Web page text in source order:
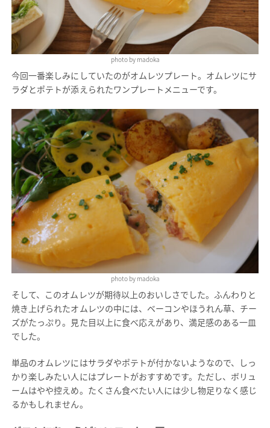
photo by madoka
今回一番楽しみにしていたのがオムレツプレート。オムレツにサ
ラダとポテトが添えられたワンプレートメニューです。
photo by madoka
そして、このオムレツが期待以上のおいしさでした。ふんわりと
焼き上げられたオムレツの中には、ベーコンやほうれん草、チー
ズがたっぷり。見た目以上に食べ応えがあり、満足感のある一皿
でした。
単品のオムレツにはサラダやポテトが付かないようなので、しっ
かり楽しみたい人にはプレートがおすすめです。ただし、ボリュ
ームはやや控えめ。たくさん食べたい人には少し物足りなく感じ
るかもしれません。